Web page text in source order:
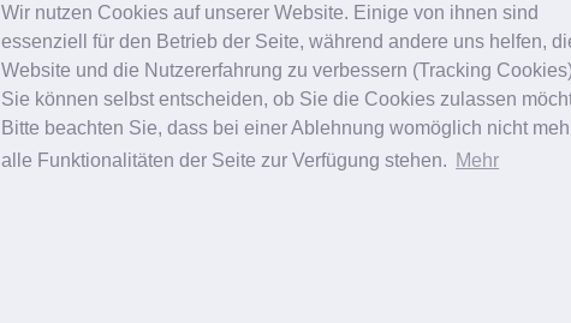
Wir nutzen Cookies auf unserer Website. Einige von ihnen sind
essenziell für den Betrieb der Seite, während andere uns helfen,
Website und die Nutzererfahrung zu verbessern (Tracking
Sie können selbst entscheiden, ob Sie die Cookies zulassen
Bitte beachten Sie, dass bei einer Ablehnung womöglich nicht
alle Funktionalitäten der Seite zur Verfügung stehen. Mehr